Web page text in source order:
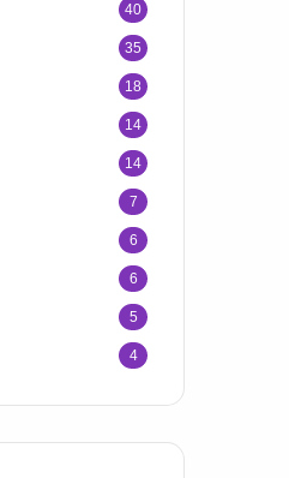
40
35
18
14
14
7
6
6
5
4